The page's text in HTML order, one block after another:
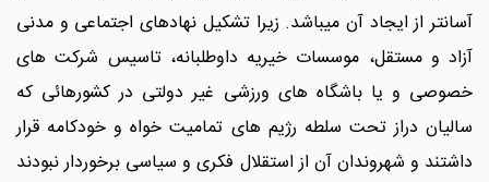
آسانتر از ایجاد آن میباشد. زیرا تشکیل نهادهای اجتماعی و مدنی
آزاد و مستقل، موسسات خیریه داوطلبانه، تاسیس شرکت های
خصوصی و یا باشگاه های ورزشی غیر دولتی در کشورهائی که
سالیان دراز تحت سلطه رژیم های تمامیت خواه و خودکامه قرار
داشتند و شهروندان آن از استقلال فکری و سیاسی برخوردار نبودند